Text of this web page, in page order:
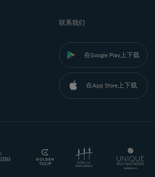
联系我们
在Google Play上下载
在App Store上下载